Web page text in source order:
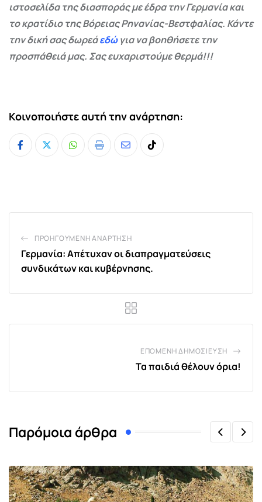
ιστοσελίδα της διασποράς με έδρα την Γερμανία και
το κρατίδιο της Βόρειας Ρηνανίας-Βεστφαλίας. Κάντε
την δική σας δωρεάεδώγια να βοηθήσετε την
προσπάθειά μας. Σας ευχαριστούμε θερμά!!!
Κοινοποιήστε αυτή την ανάρτηση:
Whatsapp
Print
ShareTiktok
ΠΡΟΗΓΟΎΜΕΝΗ ΑΝΆΡΤΗΣΗ
Γερμανία: Απέτυχαν οι διαπραγματεύσεις
συνδικάτων και κυβέρνησης.
ΕΠΌΜΕΝΗ ΔΗΜΟΣΊΕΥΣΗ
Τα παιδιά θέλουν όρια!
Παρόμοια άρθρα